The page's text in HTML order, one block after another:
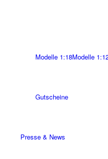
Modelle 1:18Modelle
Gutscheine
Presse & News